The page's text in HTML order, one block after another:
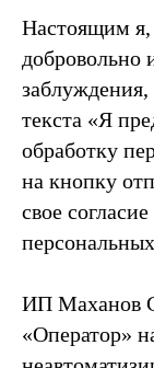
Настоящим я,
добровольно
заблуждения,
текста «Я
обработку
на кнопку
свое
ИП Маханов
«Оператор»